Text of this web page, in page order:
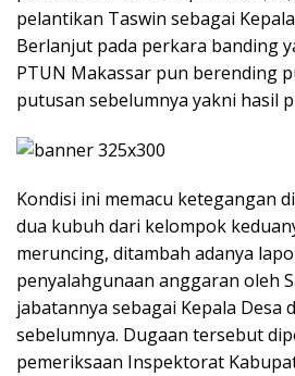
pelantikan Taswin sebagai
Berlanjut pada perkara banding
PTUN Makassar pun berending
putusan sebelumnya yakni hasil
Kondisi ini memacu ketegangan
dua kubuh dari kelompok
meruncing, ditambah adanya
penyalahgunaan anggaran oleh
jabatannya sebagai Kepala Desa
sebelumnya. Dugaan tersebut
pemeriksaan Inspektorat